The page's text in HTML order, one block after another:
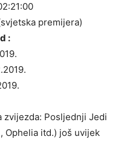
premijera)
:
zvijezda: Posljednji Jedi
Ophelia itd.) još uvijek